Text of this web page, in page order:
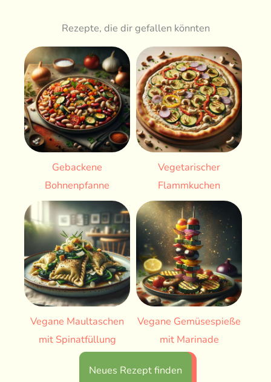
Rezepte, die dir gefallen könnten
Gebackene
Bohnenpfanne
Vegetarischer
Flammkuchen
Vegane Maultaschen
mit Spinatfüllung
Vegane Gemüsespieße
mit Marinade
Neues Rezept finden